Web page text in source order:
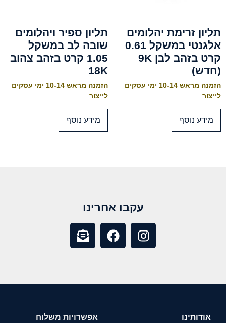
תליון זרימת יהלומים
אלגנטי במשקל 0.61
קרט בזהב לבן 9K
(חדש)
הזמנה מראש 10-14 ימי עסקים
לייצור
מידע נוסף
תליון ספיר ויהלומים
שובה לב במשקל
1.05 קרט בזהב צהוב
18K
הזמנה מראש 10-14 ימי עסקים
לייצור
מידע נוסף
עקבו אחרינו
אודותינו
אפשרויות משלוח